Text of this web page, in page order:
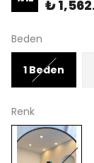
₺
Beden
1 Beden
Renk